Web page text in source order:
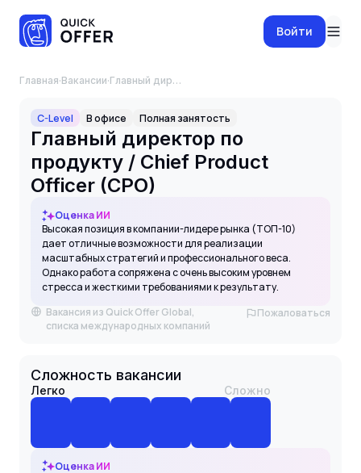
Войти
Главная·Вакансии· Главный директор по продукту / Chief Product Officer (CPO)
C-Level В офисе Полная занятость
Главный директор по
продукту / Chief Product
Officer (CPO)
Оценка ИИ
Высокая позиция в компании-лидере рынка (ТОП-10)
дает отличные возможности для реализации
масштабных стратегий и профессионального веса.
Однако работа сопряжена с очень высоким уровнем
стресса и жесткими требованиями к результату.
Вакансия из Quick Offer Global,
списка международных компаний
Пожаловаться
Сложность вакансии
Легко Сложно
Оценка ИИ